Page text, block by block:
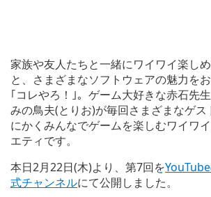
家族や友人たちと一緒にワイワイ楽し
と、さまざまなソフトウェアの魅力を
｢コレやろ！｣。ゲーム大好きな赤石先
みの鳥夫(とりお)が毎回さまざまなゲス
にかくみんなでゲームを楽しむワイワ
エティです。
本日2月22日(木)より、第7回を
式チャンネルにて公開しました。